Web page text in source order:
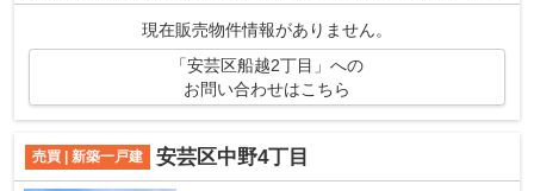
用頂けます。南西側道路なので日当り...
現在販売物件情報がありません。
「安芸区船越2丁目」への
お問い合わせはこちら
売買 | 新築一戸建 安芸区中野4丁目